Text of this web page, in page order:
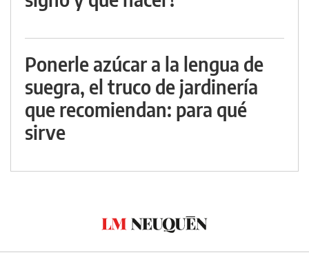
Ponerle azúcar a la lengua de
suegra, el truco de jardinería
que recomiendan: para qué
sirve